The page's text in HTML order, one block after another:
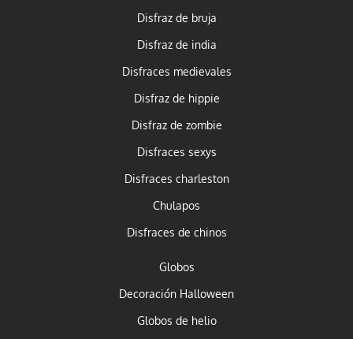
Disfraz de bruja
Disfraz de india
Disfraces medievales
Disfraz de hippie
Disfraz de zombie
Disfraces sexys
Disfraces charleston
Chulapos
Disfraces de chinos
Globos
Decoración Halloween
Globos de helio